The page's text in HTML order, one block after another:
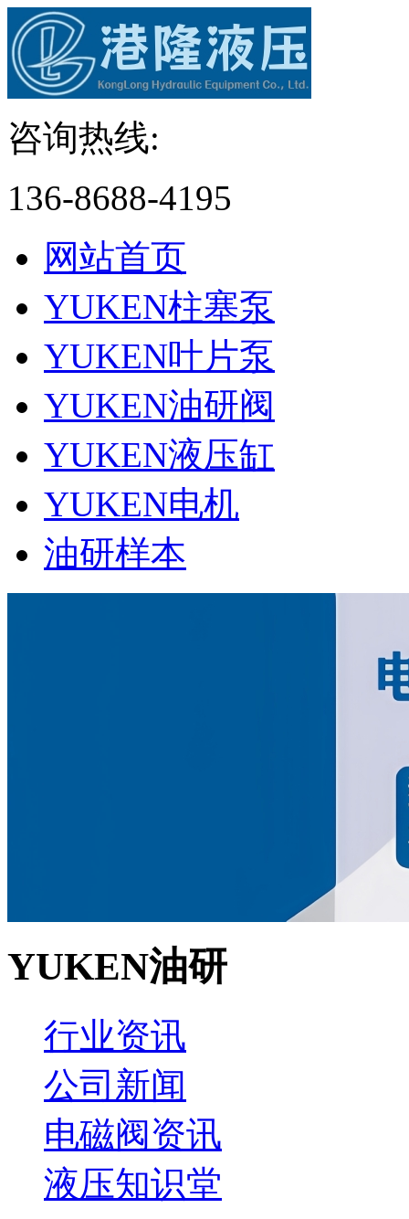
咨询热线:
136-8688-4195
网站首页
YUKEN柱塞泵
YUKEN叶片泵
YUKEN油研阀
YUKEN液压缸
YUKEN电机
油研样本
YUKEN油研
行业资讯
公司新闻
电磁阀资讯
液压知识堂